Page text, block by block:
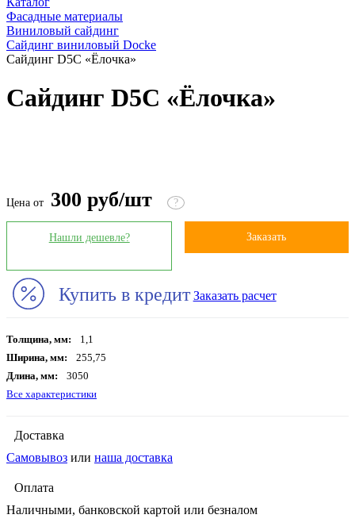
Фасадные материалы
Виниловый сайдинг
Сайдинг виниловый Docke
Сайдинг D5C «Ёлочка»
Сайдинг D5C «Ёлочка»
Цена от 300 руб/шт ?
Заказать
Нашли дешевле?
Купить в кредит Заказать расчет
Толщина, мм:
1,1
Ширина, мм:
255,75
Длина, мм:
3050
Все характеристики
Доставка
Самовывоз или наша доставка
Оплата
Наличными, банковской картой или безналом